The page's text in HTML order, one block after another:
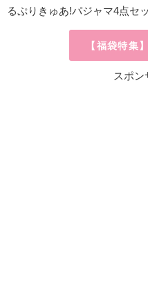
るぷりきゅあ!パジャマ4点セ
【福袋特集
スポン